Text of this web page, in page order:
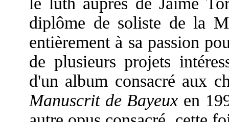
diplôme de soliste de la
entièrement à sa passion
de plusieurs projets
d'un album consacré aux
Manuscrit de Bayeux en